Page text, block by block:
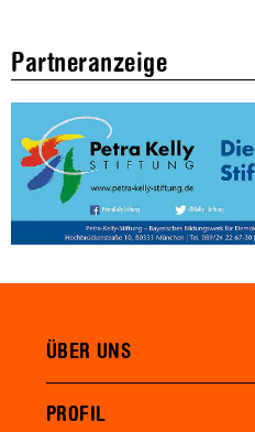
Partneranzeige
ÜBER UNS
PROFIL